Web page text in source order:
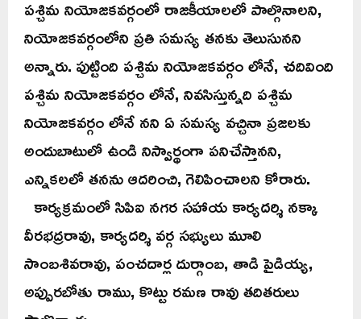
పశ్చిమ నియోజకవర్గంలో రాజకీయాలలో పాల్గొనాలని,
నియోజకవర్గంలోని ప్రతి సమస్య తనకు తెలుసునని
అన్నారు. పుట్టింది పశ్చిమ నియోజకవర్గం లోనే, చదివింది
పశ్చిమ నియోజకవర్గం లోనే, నివసిస్తున్నది పశ్చిమ
నియోజకవర్గం లోనే నని ఏ సమస్య వచ్చినా ప్రజలకు
అందుబాటులో ఉండి నిస్వార్థంగా పనిచేస్తానని,
ఎన్నికలలో తనను ఆదరించి, గెలిపించాలని కోరారు.
కార్యక్రమంలో సిపిఐ నగర సహాయ కార్యదర్శి నక్కా
వీరభద్రరావు, కార్యదర్శి వర్గ సభ్యులు మూలి
సాంబశివరావు, పంచదార్ల దుర్గాంబ, తాడి పైడియ్య,
అప్పురబోతు రాము, కొట్టు రమణ రావు తదితరులు